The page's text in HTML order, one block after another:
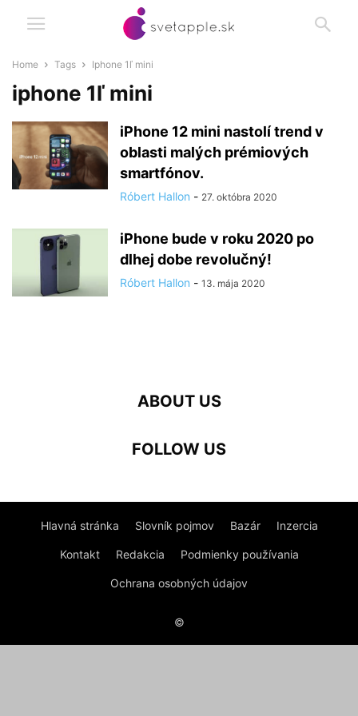
Home Tags Iphone 1ľ mini
iphone 1ľ mini
iPhone 12 mini nastolí trend v
oblasti malých prémiových
smartfónov.
Róbert Hallon - 27. októbra 2020
iPhone bude v roku 2020 po
dlhej dobe revolučný!
Róbert Hallon - 13. mája 2020
ABOUT US
FOLLOW US
Hlavná stránka Slovník pojmov Bazár Inzercia
Kontakt Redakcia Podmienky používania
Ochrana osobných údajov
©